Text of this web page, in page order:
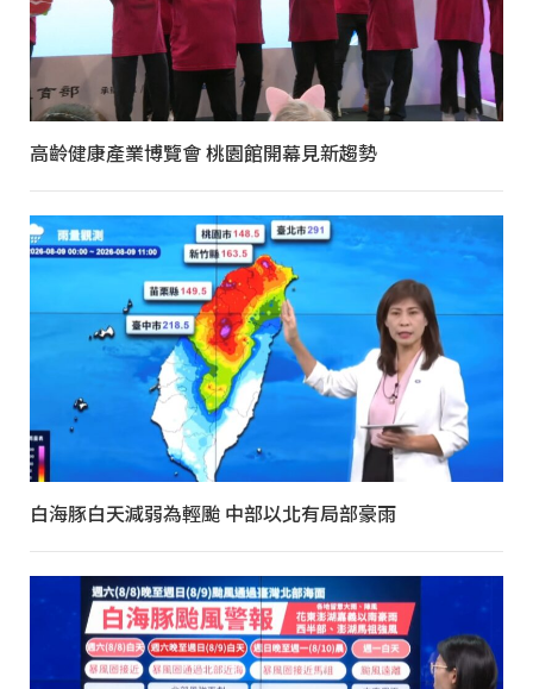
高齡健康產業博覽會 桃園館開幕見新趨勢
白海豚白天減弱為輕颱 中部以北有局部豪雨